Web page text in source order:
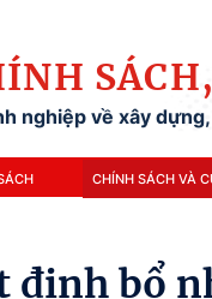
nghiệp về xây
CHÍNH SÁCH VÀ
định bổ